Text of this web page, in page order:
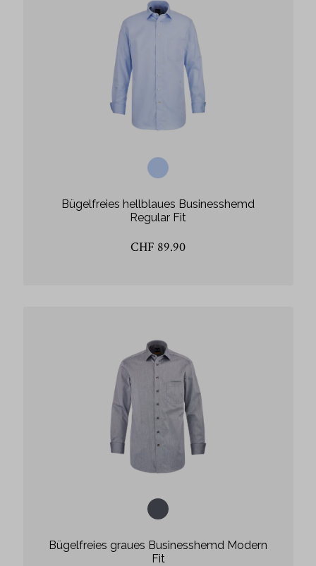
Bügelfreies hellblaues Businesshemd
Regular Fit
CHF 89.90
Bügelfreies graues Businesshemd Modern
Fit